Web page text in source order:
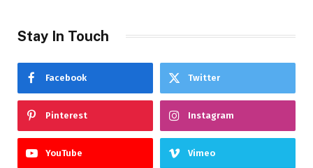
Stay In Touch
Facebook Twitter
Pinterest Instagram
YouTube Vimeo